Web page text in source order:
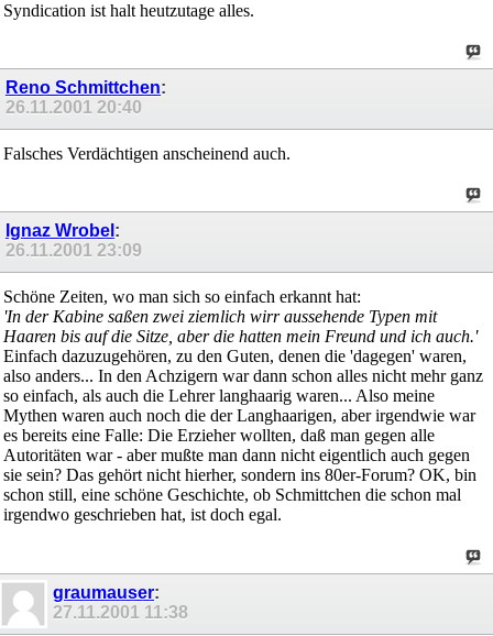
Syndication ist halt heutzutage alles.
Reno Schmittchen:
26.11.2001 20:40
Falsches Verdächtigen anscheinend auch.
Ignaz Wrobel :
26.11.2001 23:09
Schöne Zeiten, wo man sich so einfach erkannt hat:
'In der Kabine saßen zwei ziemlich wirr aussehende Typen mit
Haaren bis auf die Sitze, aber die hatten mein Freund und ich auch.'
Einfach dazuzugehören, zu den Guten, denen die 'dagegen' waren,
also anders... In den Achzigern war dann schon alles nicht mehr ganz
so einfach, als auch die Lehrer langhaarig waren... Also meine
Mythen waren auch noch die der Langhaarigen, aber irgendwie war
es bereits eine Falle: Die Erzieher wollten, daß man gegen alle
Autoritäten war - aber mußte man dann nicht eigentlich auch gegen
sie sein? Das gehört nicht hierher, sondern ins 80er-Forum? OK, bin
schon still, eine schöne Geschichte, ob Schmittchen die schon mal
irgendwo geschrieben hat, ist doch egal.
graumauser:
27.11.2001 11:38